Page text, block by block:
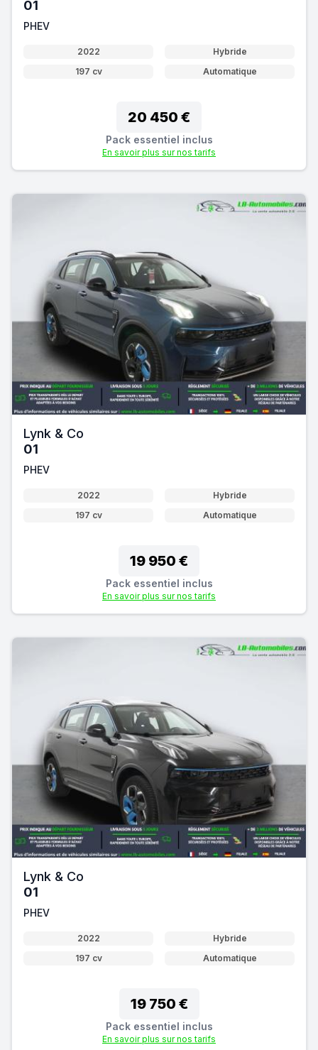
01
PHEV
2022
Hybride
197 cv
Automatique
20 450 €
Pack essentiel inclus
En savoir plus sur nos tarifs
Lynk & Co
01
PHEV
2022
Hybride
197 cv
Automatique
19 950 €
Pack essentiel inclus
En savoir plus sur nos tarifs
Lynk & Co
01
PHEV
2022
Hybride
197 cv
Automatique
19 750 €
Pack essentiel inclus
En savoir plus sur nos tarifs